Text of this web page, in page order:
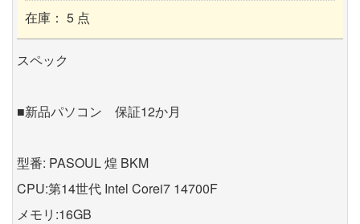
在庫： 5 点
スペック
■新品パソコン 保証12か月
型番: PASOUL 煌 BKM
CPU:第14世代 Intel Corei7 14700F
メモリ:16GB